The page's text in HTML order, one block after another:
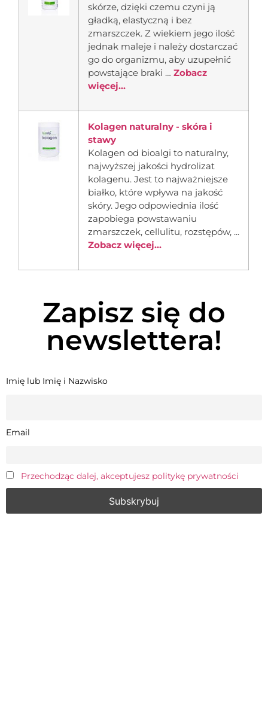
skórze, dzięki czemu czyni ją
gładką, elastyczną i bez
zmarszczek. Z wiekiem jego ilość
jednak maleje i należy dostarczać
go do organizmu, aby uzupełnić
powstające braki …Zobacz
więcej...
Kolagen naturalny - skóra i
stawy
Kolagen od bioalgi to naturalny,
najwyższej jakości hydrolizat
kolagenu. Jest to najważniejsze
białko, które wpływa na jakość
skóry. Jego odpowiednia ilość
zapobiega powstawaniu
zmarszczek, cellulitu, rozstępów, ...
Zobacz więcej...
Zapisz się do
newslettera!
Imię lub Imię i Nazwisko
Email
Przechodząc dalej, akceptujesz politykę prywatności